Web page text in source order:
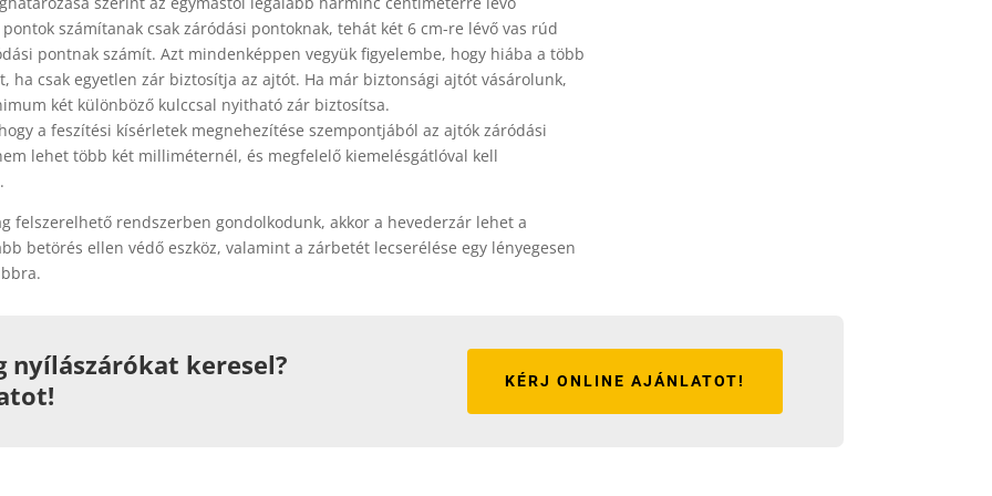
számítanak csak záródási pontoknak, tehát két 6 cm-re lévő vas rúd
pontnak számít. Azt mindenképpen vegyük figyelembe, hogy hiába a több
ha csak egyetlen zár biztosítja az ajtót. Ha már biztonsági ajtót vásárolunk,
két különböző kulccsal nyitható zár biztosítsa.
a feszítési kísérletek megnehezítése szempontjából az ajtók záródási
lehet több két milliméternél, és megfelelő kiemelésgátlóval kell
felszerelhető rendszerben gondolkodunk, akkor a hevederzár lehet a
betörés ellen védő eszköz, valamint a zárbetét lecserélése egy lényegesen
nyílászárókat keresel?
KÉRJ ONLINE AJÁNLATOT!